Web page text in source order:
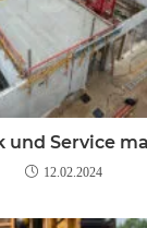
und Service
12.02.2024